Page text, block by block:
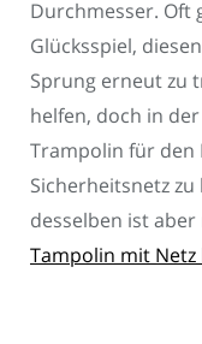
Durchmesser. Oft
Glücksspiel,
Sprung erneut zu
helfen, doch in
Trampolin für den
Sicherheitsnetz
desselben ist
Tampolin mit Netz